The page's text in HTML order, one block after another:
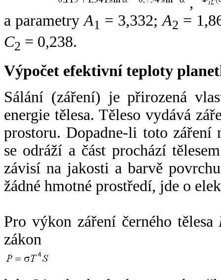
a parametryA1 = 3,332;A2 =
C2 = 0,238.
Výpočet efektivní teploty
Sálání (záření) je přirozená
energie tělesa. Těleso vydává
prostoru. Dopadne-li toto záření
se odráží a část prochází
závisí na jakosti a barvě
žádné hmotné prostředí, jde o
Pro výkon záření černého tělesa
zákon